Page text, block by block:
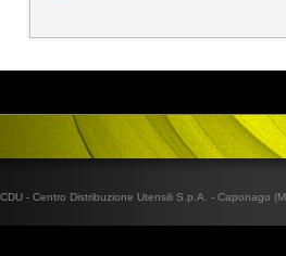
CDU - Centro Distribuzione Utensili S.p.A. - Caponago